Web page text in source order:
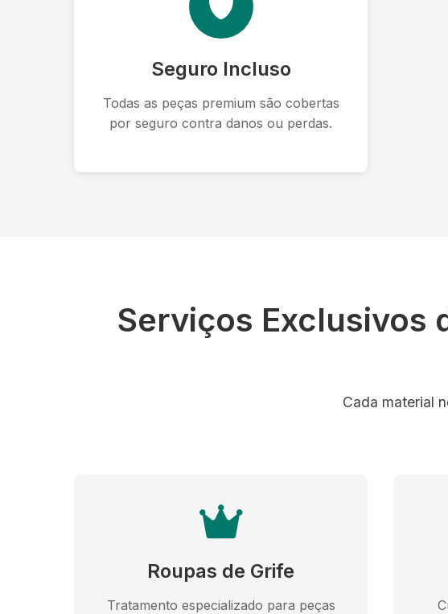
Seguro Incluso
Todas as peças premium são cobertas
por seguro contra danos ou perdas.
Serviços Exclusivos
Cada material
Roupas de Grife
Tratamento especializado para peças